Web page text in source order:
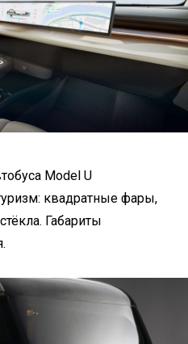
Model U
квадратные фары,
Габариты